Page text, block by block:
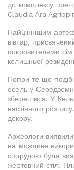
до комплексу
Claudia Ara
Найціннішим
вівтар,
покровителями
колишньої
Попри те що
осель у
збереглися. У
настінного
декору.
Археологи виявили
на можливе
спорудою була
жертовний стіл.